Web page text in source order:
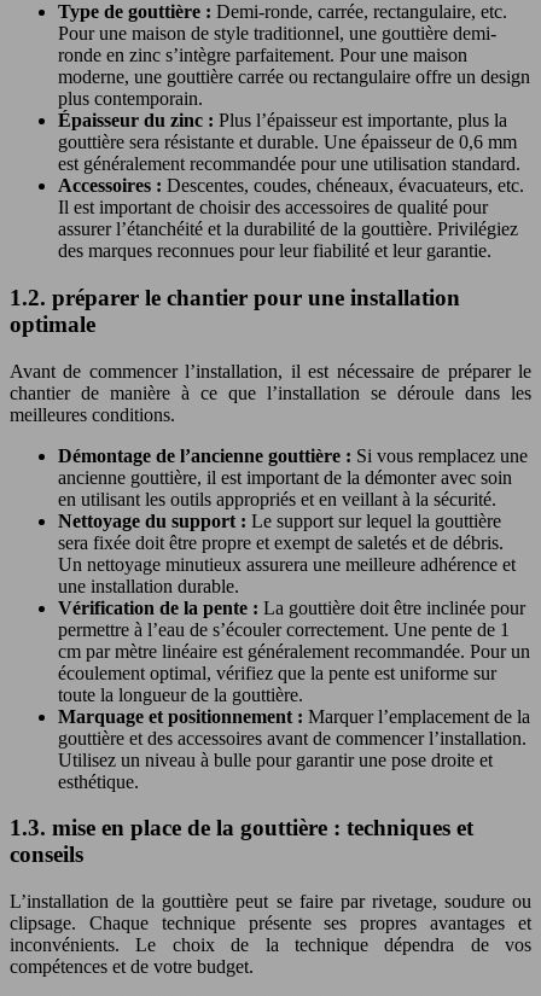
Type de gouttière : Demi-ronde, carrée, rectangulaire, etc.
Pour une maison de style traditionnel, une gouttière demi-
ronde en zinc s’intègre parfaitement. Pour une maison
moderne, une gouttière carrée ou rectangulaire offre un design
plus contemporain.
Épaisseur du zinc : Plus l’épaisseur est importante, plus la
gouttière sera résistante et durable. Une épaisseur de 0,6 mm
est généralement recommandée pour une utilisation standard.
Accessoires : Descentes, coudes, chéneaux, évacuateurs, etc.
Il est important de choisir des accessoires de qualité pour
assurer l’étanchéité et la durabilité de la gouttière. Privilégiez
des marques reconnues pour leur fiabilité et leur garantie.
1.2. préparer le chantier pour une installation
optimale
Avant de commencer l’installation, il est nécessaire de préparer le
chantier de manière à ce que l’installation se déroule dans les
meilleures conditions.
Démontage de l’ancienne gouttière : Si vous remplacez une
ancienne gouttière, il est important de la démonter avec soin
en utilisant les outils appropriés et en veillant à la sécurité.
Nettoyage du support : Le support sur lequel la gouttière
sera fixée doit être propre et exempt de saletés et de débris.
Un nettoyage minutieux assurera une meilleure adhérence et
une installation durable.
Vérification de la pente : La gouttière doit être inclinée pour
permettre à l’eau de s’écouler correctement. Une pente de 1
cm par mètre linéaire est généralement recommandée. Pour un
écoulement optimal, vérifiez que la pente est uniforme sur
toute la longueur de la gouttière.
Marquage et positionnement : Marquer l’emplacement de la
gouttière et des accessoires avant de commencer l’installation.
Utilisez un niveau à bulle pour garantir une pose droite et
esthétique.
1.3. mise en place de la gouttière : techniques et
conseils
L’installation de la gouttière peut se faire par rivetage, soudure ou
clipsage. Chaque technique présente ses propres avantages et
inconvénients. Le choix de la technique dépendra de vos
compétences et de votre budget.